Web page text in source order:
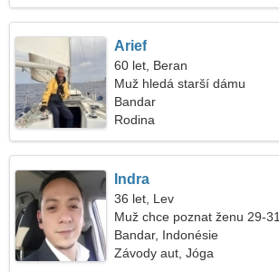
Arief
60 let, Beran
Muž hledá starší dámu
Bandar
Rodina
Indra
36 let, Lev
Muž chce poznat ženu 29-31
Bandar, Indonésie
Závody aut, Jóga